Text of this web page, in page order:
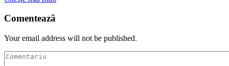
Comentează
Your email address will not be published.